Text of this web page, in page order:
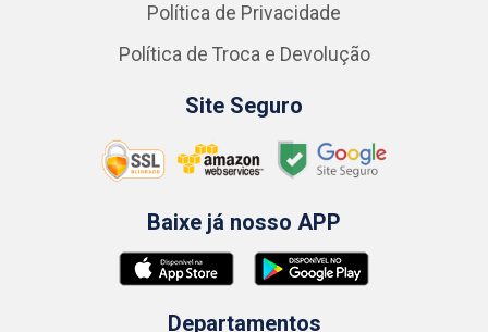
Política de Privacidade
Política de Troca e Devolução
Site Seguro
Baixe já nosso APP
Departamentos